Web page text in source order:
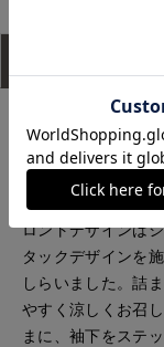
きれいな表面感と
を使用したボクシ
ー。ワイドなシル
ロントデザインは
タックデザインを
しらいました。詰
やすく涼しくお召
まに、袖下をステ